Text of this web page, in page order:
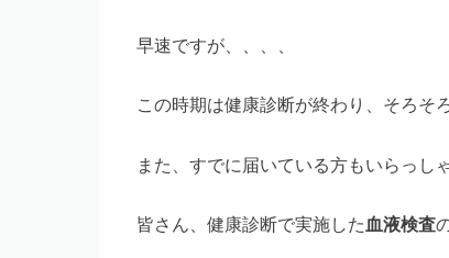
早速ですが、、、、
この時期は健康診断が終わり、そろそ
また、すでに届いている方もいらっし
皆さん、健康診断で実施した 血液検査